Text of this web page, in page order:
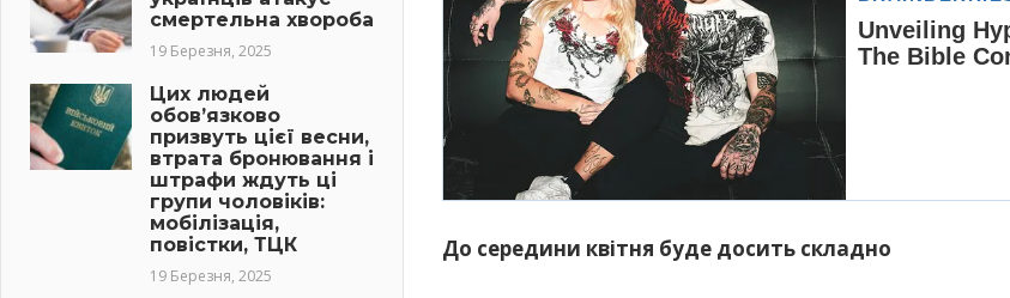
До середини квітня буде досить складно
смертельна хвороба
19 Березня, 2025
Цих людей
обов’язково
призвуть цієї весни,
втрата бронювання і
штрафи ждуть ці
групи чоловіків:
мобілізація,
повістки, ТЦК
19 Березня, 2025